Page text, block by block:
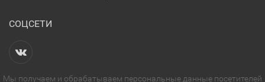
СОЦСЕТИ
Мы получаем и обрабатываем персональные данные посетителей